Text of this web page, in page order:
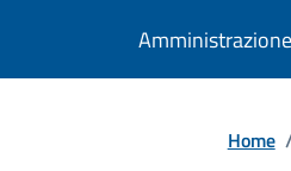
Amministrazione
Home